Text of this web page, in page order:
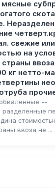
свежие
на
кг нетто-
--
ввоза не ...